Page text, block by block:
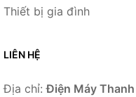
Thiết bị gia đình
LIÊN HỆ
Địa chỉ:Điện Máy Thanh